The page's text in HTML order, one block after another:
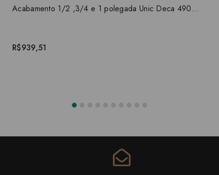
Acabamento 1/2 ,3/4 e 1 polegada Unic Deca 4900.C90.PQ
R$939,51